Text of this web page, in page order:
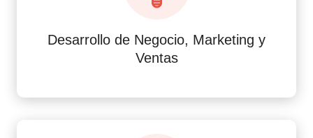
Desarrollo de Negocio, Marketing y
Ventas